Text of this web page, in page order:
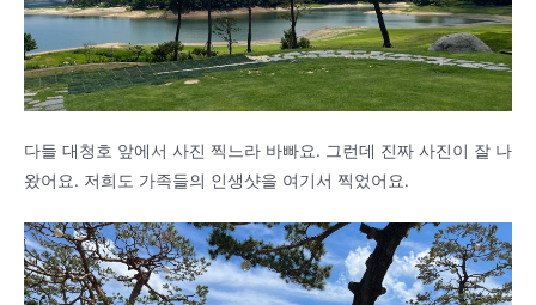
다들 대청호 앞에서 사진 찍느라 바빠요. 그런데 진짜 사진이 잘 나
왔어요. 저희도 가족들의 인생샷을 여기서 찍었어요.